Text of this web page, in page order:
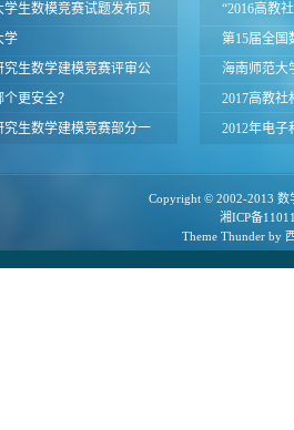
学生数模竞赛试题发布页
学
究生数学建模竞赛评审公
个更安全？
究生数学建模竞赛部分一
“2016高教
赛”报名通知
第15届全国
烟台召开
海南师范大
2017高教
联合赛区评
2012年电
Copyright © 2002-2013 数
湘ICP备
Theme Thunderby